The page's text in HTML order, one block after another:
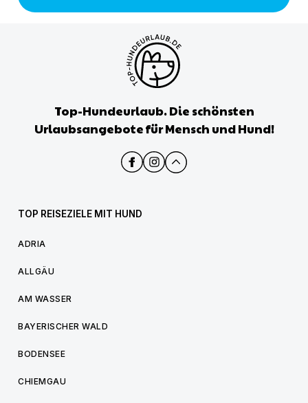
Top-Hundeurlaub. Die schönsten
Urlaubsangebote für Mensch und Hund!
TOP REISEZIELE MIT HUND
ADRIA
ALLGÄU
AM WASSER
BAYERISCHER WALD
BODENSEE
CHIEMGAU